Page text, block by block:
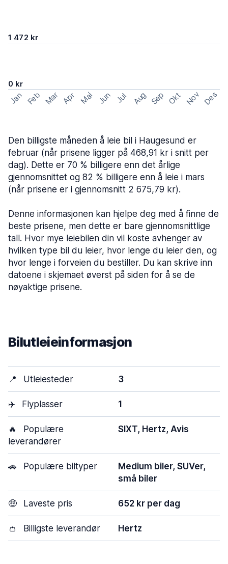
1 472 kr
0 kr
Jan Feb Mar Apr Mai Jun Jul Aug Sep Okt Nov Des
Den billigste måneden å leie bil i Haugesund er
februar (når prisene ligger på 468,91 kr i snitt per
dag). Dette er 70 % billigere enn det årlige
gjennomsnittet og 82 % billigere enn å leie i mars
(når prisene er i gjennomsnitt 2 675,79 kr).
Denne informasjonen kan hjelpe deg med å finne de
beste prisene, men dette er bare gjennomsnittlige
tall. Hvor mye leiebilen din vil koste avhenger av
hvilken type bil du leier, hvor lenge du leier den, og
hvor lenge i forveien du bestiller. Du kan skrive inn
datoene i skjemaet øverst på siden for å se de
nøyaktige prisene.
Bilutleieinformasjon
📍 Utleiesteder 3
✈️ Flyplasser 1
🔥
Populære
leverandører
SIXT, Hertz, Avis
🚗 Populære biltyper
Medium biler, SUVer,
små biler
🤑 Laveste pris 652 kr per dag
👛 Billigste leverandør Hertz